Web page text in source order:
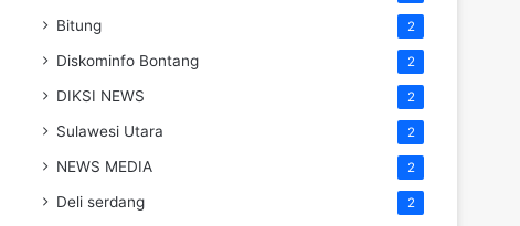
Bitung 2
Diskominfo Bontang 2
DIKSI NEWS 2
Sulawesi Utara 2
NEWS MEDIA 2
Deli serdang 2